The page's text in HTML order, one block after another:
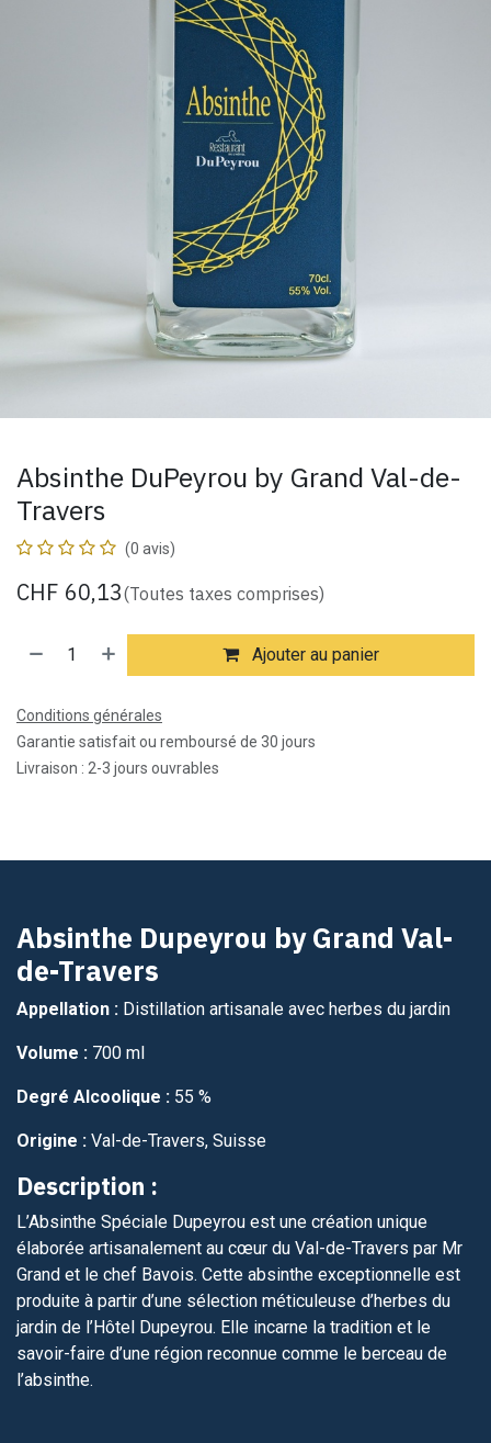
Absinthe DuPeyrou by Grand Val-de-
Travers
(0 avis)
CHF 60,13(Toutes taxes comprises)
Ajouter au panier
Conditions générales
Garantie satisfait ou remboursé de 30 jours
Livraison : 2-3 jours ouvrables
Absinthe Dupeyrou by Grand Val-
de-Travers
Appellation : Distillation artisanale avec herbes du jardin
Volume : 700 ml
Degré Alcoolique : 55 %
Origine : Val-de-Travers, Suisse
Description :
L’Absinthe Spéciale Dupeyrou est une création unique
élaborée artisanalement au cœur du Val-de-Travers par Mr
Grand et le chef Bavois. Cette absinthe exceptionnelle est
produite à partir d’une sélection méticuleuse d’herbes du
jardin de l’Hôtel Dupeyrou. Elle incarne la tradition et le
savoir-faire d’une région reconnue comme le berceau de
l’absinthe.